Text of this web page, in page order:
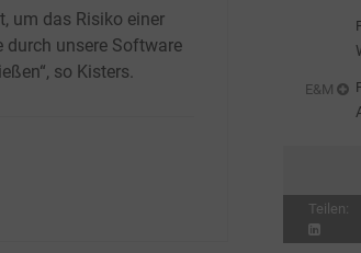
um das Risiko einer
durch unsere Software
so Kisters.
E&M
Teilen: